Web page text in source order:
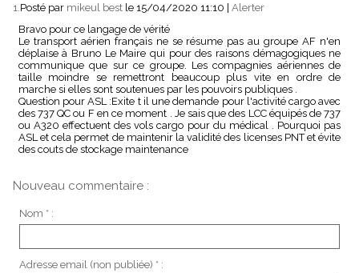
1.Posté par mikeul best le 15/04/2020 11:10
Alerter
Bravo pour ce langage de vérité
Le transport aérien français ne se résume pas au groupe AF n'en
déplaise à Bruno Le Maire qui pour des raisons démagogiques ne
communique que sur ce groupe. Les compagnies aériennes de
taille moindre se remettront beaucoup plus vite en ordre de
marche si elles sont soutenues par les pouvoirs publiques .
Question pour ASL :Exite t il une demande pour l'activité cargo avec
des 737 QC ou F en ce moment . Je sais que des LCC équipés de 737
ou A320 effectuent des vols cargo pour du médical . Pourquoi pas
ASL et cela permet de maintenir la validité des licenses PNT et évite
des couts de stockage maintenance
Nouveau commentaire :
Nom * :
Adresse email (non publiée) * :